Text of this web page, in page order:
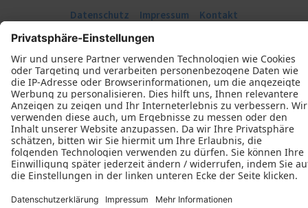
Datenschutz Impressum
Kontakt
Tischlerei Marten Peters © 2026